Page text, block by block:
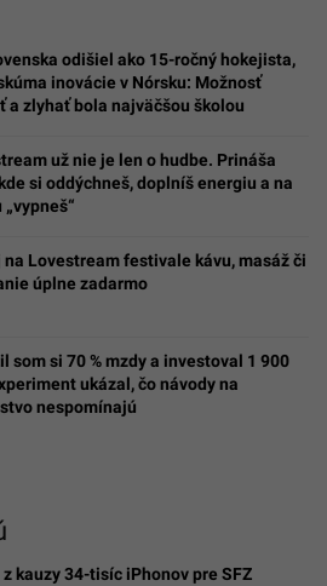
odišiel ako 15-ročný hokejista,
inovácie v Nórsku: Možnosť
a zlyhať bola najväčšou školou
už nie je len o hudbe. Prináša
si oddýchneš, doplníš energiu a na
na Lovestream festivale kávu, masáž či
úplne zadarmo
som si 70 % mzdy a investoval 1 900
ukázal, čo návody na
nespomínajú
z kauzy 34-tisíc iPhonov pre SFZ